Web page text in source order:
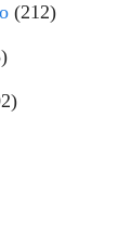
(212)